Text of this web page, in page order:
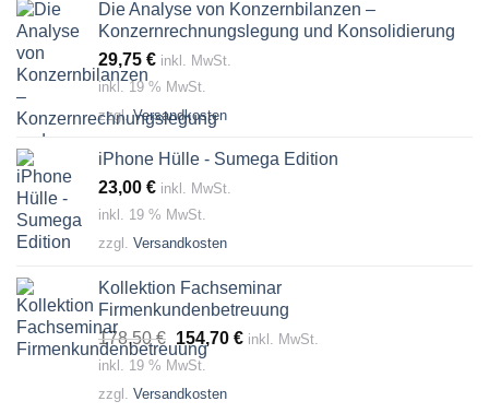
Die Analyse von Konzernbilanzen –
Konzernrechnungslegung und Konsolidierung
29,75 € inkl. MwSt.
inkl. 19 % MwSt.
zzgl.Versandkosten
iPhone Hülle - Sumega Edition
23,00 € inkl. MwSt.
inkl. 19 % MwSt.
zzgl. Versandkosten
Kollektion Fachseminar
Firmenkundenbetreuung
178,50€ Ursprünglicher
Preis
154,70 €Aktueller
inkl. MwSt.
inkl. 19 % MwSt.
zzgl. Versandkosten